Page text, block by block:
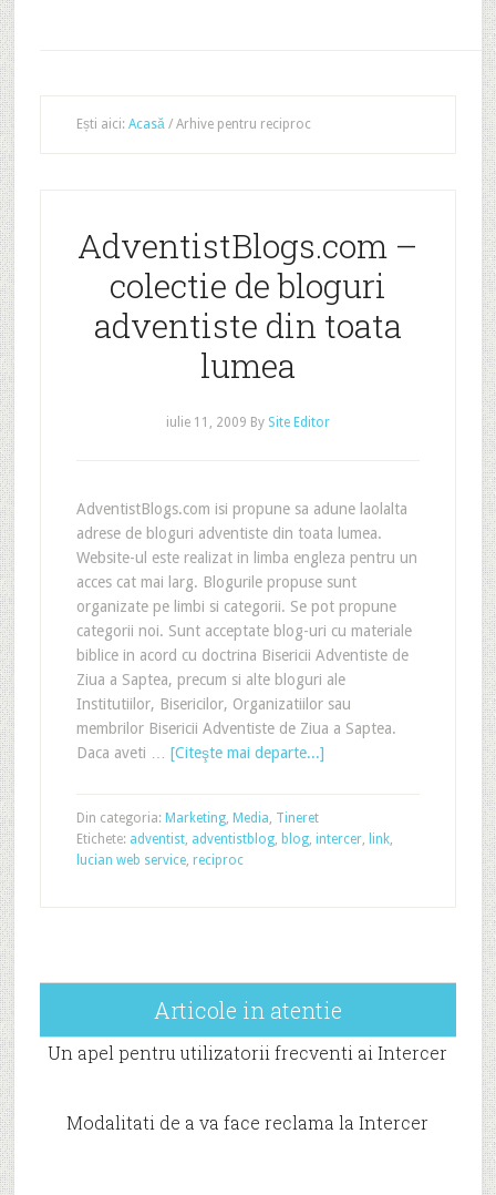
Ești aici: Acasă /Arhive pentru reciproc
AdventistBlogs.com –
colectie de bloguri
adventiste din toata
lumea
iulie 11, 2009 By Site Editor
AdventistBlogs.com isi propune sa adune laolalta
adrese de bloguri adventiste din toata lumea.
Website-ul este realizat in limba engleza pentru un
acces cat mai larg. Blogurile propuse sunt
organizate pe limbi si categorii. Se pot propune
categorii noi. Sunt acceptate blog-uri cu materiale
biblice in acord cu doctrina Bisericii Adventiste de
Ziua a Saptea, precum si alte bloguri ale
Institutiilor, Bisericilor, Organizatiilor sau
membrilor Bisericii Adventiste de Ziua a Saptea.
Daca aveti … [Citeşte mai departe...]
Din categoria: Marketing, Media, Tineret
Etichete: adventist, adventistblog, blog, intercer, link,
lucian web service, reciproc
Articole in atentie
Un apel pentru utilizatorii frecventi ai Intercer
Modalitati de a va face reclama la Intercer